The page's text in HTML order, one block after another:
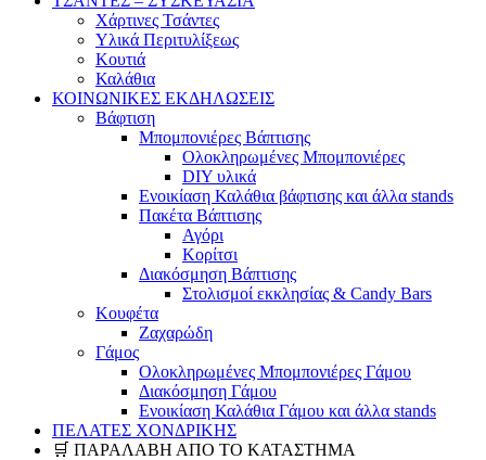
Χάρτινες Τσάντες
Υλικά Περιτυλίξεως
Κουτιά
Καλάθια
ΚΟΙΝΩΝΙΚΕΣ ΕΚΔΗΛΩΣΕΙΣ
Βάφτιση
Μπομπονιέρες Βάπτισης
Ολοκληρωμένες Μπομπονιέρες
DIY υλικά
Ενοικίαση Καλάθια βάφτισης και άλλα stands
Πακέτα Βάπτισης
Αγόρι
Κορίτσι
Διακόσμηση Βάπτισης
Στολισμοί εκκλησίας & Candy Bars
Κουφέτα
Ζαχαρώδη
Γάμος
Ολοκληρωμένες Μπομπονιέρες Γάμου
Διακόσμηση Γάμου
Ενοικίαση Καλάθια Γάμου και άλλα stands
ΠΕΛΑΤΕΣ ΧΟΝΔΡΙΚΗΣ
🛒 ΠΑΡΑΛΑΒΗ ΑΠΟ ΤΟ ΚΑΤΑΣΤΗΜΑ